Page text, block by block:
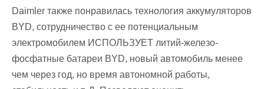
Daimler также понравилась технология аккумуляторов
BYD, сотрудничество с ее потенциальным
электромобилем ИСПОЛЬЗУЕТ литий-железо-
фосфатные батареи BYD, новый автомобиль менее
чем через год, но время автономной работы,